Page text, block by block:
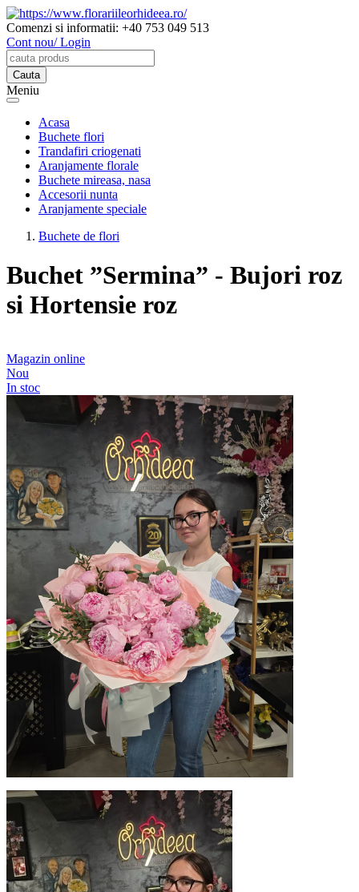
Comenzi si informatii: +40 753 049 513
Cont nou/ Login
Meniu
Acasa
Buchete flori
Trandafiri criogenati
Aranjamente florale
Buchete mireasa, nasa
Accesorii nunta
Aranjamente speciale
Buchete de flori
Buchet ”Sermina” - Bujori roz
si Hortensie roz
Magazin online
Nou
In stoc